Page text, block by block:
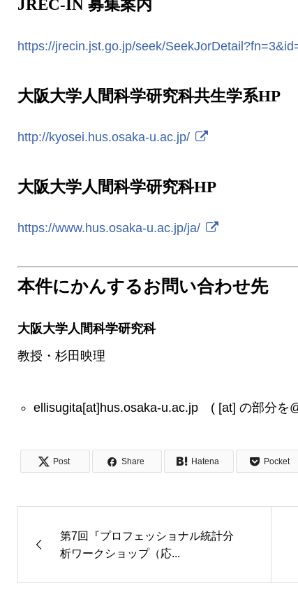
JREC-IN 募集案内
https://jrecin.jst.go.jp/seek/
大阪大学人間科学研究科共生学系HP
http://kyosei.hus.osaka-u.ac.jp/
大阪大学人間科学研究科HP
https://www.hus.osaka-u.ac.jp/ja/
本件にかんするお問い合わせ先
大阪大学人間科学研究科
教授・杉田映理
ellisugita[at]hus.osaka-u.ac.jp ( [at] の部分を
Post Share Hatena Pocket
第7回『プロフェッショナル統計分
析ワークショップ（応...